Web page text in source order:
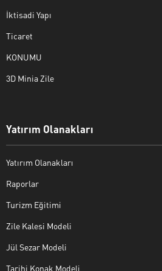
İktisadi Yapı
Ticaret
KONUMU
3D Minia Zile
Yatırım Olanakları
Yatırım Olanakları
Raporlar
Turizm Eğitimi
Zile Kalesi Modeli
Jül Sezar Modeli
Tarihi Konak Modeli